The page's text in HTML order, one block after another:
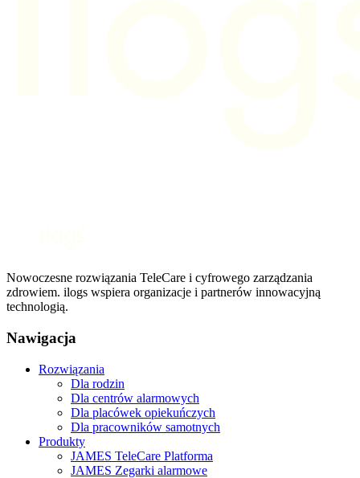
Nowoczesne rozwiązania TeleCare i cyfrowego zarządzania
zdrowiem. ilogs wspiera organizacje i partnerów innowacyjną
technologią.
Nawigacja
Rozwiązania
Dla rodzin
Dla centrów alarmowych
Dla placówek opiekuńczych
Dla pracowników samotnych
Produkty
JAMES TeleCare Platforma
JAMES Zegarki alarmowe